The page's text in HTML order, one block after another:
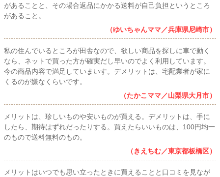
があることと、その場合返品にかかる送料が自己負担というところ
があること。
（ゆいちゃんママ／兵庫県尼崎市）
私の住んでいるところが田舎なので、欲しい商品を探しに車で動く
なら、ネットで買った方が確実だし早いのでよく利用しています。
今の商品内容で満足していまいす。デメリットは、宅配業者が家に
くるのが嫌なくらいです。
（たかこママ／山梨県大月市）
メリットは、珍しいものや安いものが買える。デメリットは、手に
したら、期待はずれだったりする。買えたらいいものは、100円均一
のもので送料無料のもの。
（きえちむ／東京都板橋区）
メリットはいつでも思い立ったときに買えることと口コミを見なが